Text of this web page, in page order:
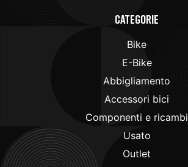
Categorie
Bike
E-Bike
Abbigliamento
Accessori bici
Componenti e ricambi
Usato
Outlet